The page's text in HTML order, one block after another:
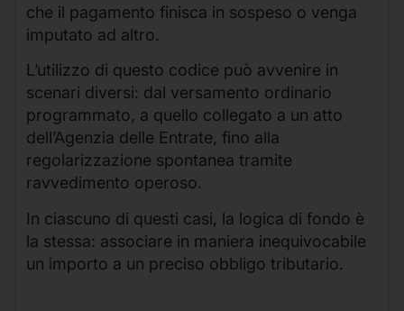
che il pagamento finisca in sospeso o venga
imputato ad altro.
L’utilizzo di questo codice può avvenire in
scenari diversi: dal versamento ordinario
programmato, a quello collegato a un atto
dell’Agenzia delle Entrate, fino alla
regolarizzazione spontanea tramite
ravvedimento operoso.
In ciascuno di questi casi, la logica di fondo è
la stessa: associare in maniera inequivocabile
un importo a un preciso obbligo tributario.